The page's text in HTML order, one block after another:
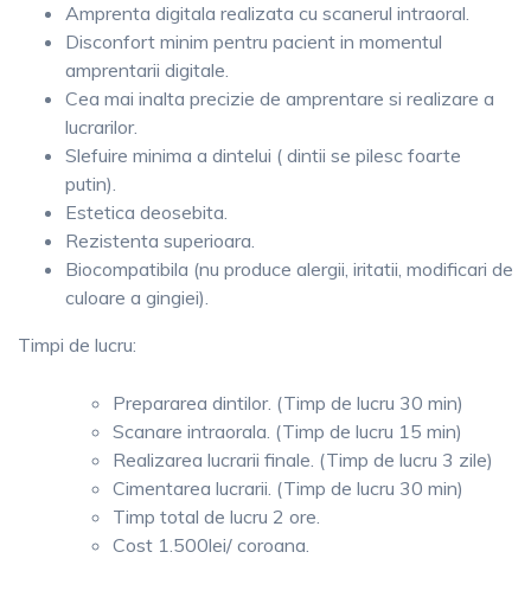
Amprenta digitala realizata cu scanerul intraoral.
Disconfort minim pentru pacient in momentul
amprentarii digitale.
Cea mai inalta precizie de amprentare si realizare a
lucrarilor.
Slefuire minima a dintelui ( dintii se pilesc foarte
putin).
Estetica deosebita.
Rezistenta superioara.
Biocompatibila (nu produce alergii, iritatii, modificari de
culoare a gingiei).
Timpi de lucru:
Prepararea dintilor. (Timp de lucru 30 min)
Scanare intraorala. (Timp de lucru 15 min)
Realizarea lucrarii finale. (Timp de lucru 3 zile)
Cimentarea lucrarii. (Timp de lucru 30 min)
Timp total de lucru 2 ore.
Cost 1.500lei/ coroana.